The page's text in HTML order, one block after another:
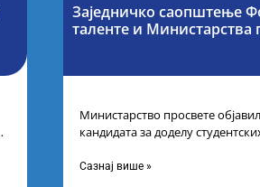
Заједничко саопштење
таленте и Министарства
Министарство просвете
кандидата за доделу
Сазнај више »